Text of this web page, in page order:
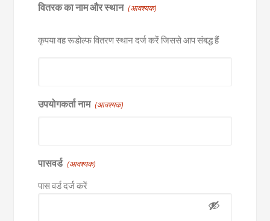
वितरक का नाम और स्थान (आवश्यक)
कृपया वह रूडोल्फ वितरण स्थान दर्ज करें जिससे आप संबद्ध हैं
उपयोगकर्ता नाम (आवश्यक)
पासवर्ड (आवश्यक)
पास वर्ड दर्ज करें